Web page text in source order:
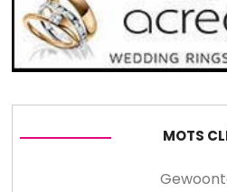
MOTS